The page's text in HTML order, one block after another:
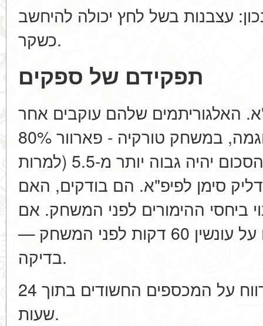
הפוליגרף לא 100% נכון: עצבנות בשל לחץ יכולה להיחשב
כשקר.
תפקידם של ספקים
האלגוריתמים שלהם עוקבים אחר
המכספים 'המוזרים'. לדוגמה, במשחק טורקיה - פארוור 80%
מההמרות על כך שהסכום יהיה גבוה יותר מ-5.5 (למרות
סימן לפיפ"א. הם בודקים, האם
ביחסי ההימורים לפני המשחק. אם
יש ירידה חדה ביחסי ההימורים על עונשין 60 דקות לפני המשחק —
בדיקה.
ב-2026, ספקים יוחייבו לדווח על המכספים החשודים בתוך 24
שעות.